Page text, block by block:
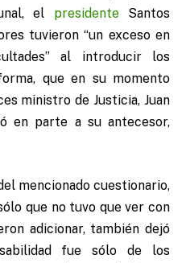
el presidenteSantos
tuvieron “un exceso en
al introducir los
que en su momento
ministro de Justicia, Juan
en parte a su antecesor,
mencionado cuestionario,
que no tuvo que ver con
adicionar, también dejó
fue sólo de los